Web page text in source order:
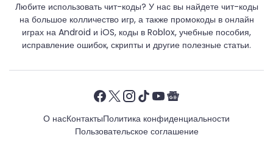
Любите использовать чит-коды? У нас вы найдете чит-коды
на большое колличество игр, а также промокоды в онлайн
играх на Android и iOS, коды в Roblox, учебные пособия,
исправление ошибок, скрипты и другие полезные статьи.
О насКонтактыПолитика конфиденциальности
Пользовательское соглашение